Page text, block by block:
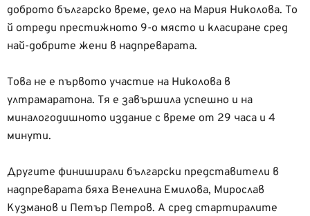
доброто българско време, дело на Мария Николова. То
й отреди престижното 9-о място и класиране сред
най-добрите жени в надпреварата.
Това не е първото участие на Николова в
ултрамаратона. Тя е завършила успешно и на
миналогодишното издание с време от 29 часа и 4
минути.
Другите финиширали български представители в
надпреварата бяха Венелина Емилова, Мирослав
Кузманов и Петър Петров. А сред стартиралите